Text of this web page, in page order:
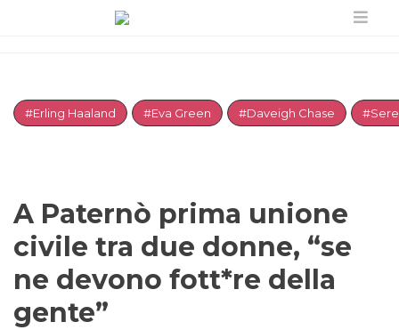
#Erling Haaland #Eva Green #Daveigh Chase
A Paternò prima unione
civile tra due donne, “se
ne devono fott*re della
gente”